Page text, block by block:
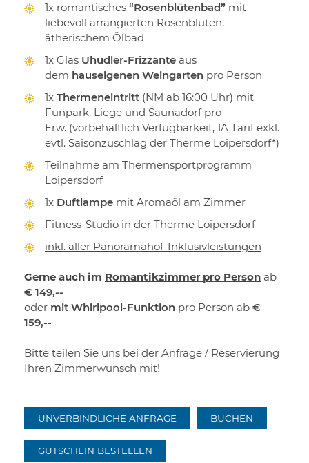
1x romantisches “Rosenblütenbad” mit
liebevoll arrangierten Rosenblüten,
ätherischem Ölbad
1x Glas Uhudler-Frizzante aus
dem hauseigenen Weingarten pro Person
1x Thermeneintritt (NM ab 16:00 Uhr) mit
Funpark, Liege und Saunadorf pro
Erw. (vorbehaltlich Verfügbarkeit, 1A Tarif exkl.
evtl. Saisonzuschlag der Therme Loipersdorf*)
Teilnahme am Thermensportprogramm
Loipersdorf
1x Duftlampe mit Aromaöl am Zimmer
Fitness-Studio in der Therme Loipersdorf
inkl. aller Panoramahof-Inklusivleistungen
Gerne auch im Romantikzimmer pro Person ab
€ 149,--
oder mit Whirlpool-Funktion pro Person ab €
159,--
Bitte teilen Sie uns bei der Anfrage / Reservierung
Ihren Zimmerwunsch mit!
UNVERBINDLICHE ANFRAGE BUCHEN
GUTSCHEIN BESTELLEN